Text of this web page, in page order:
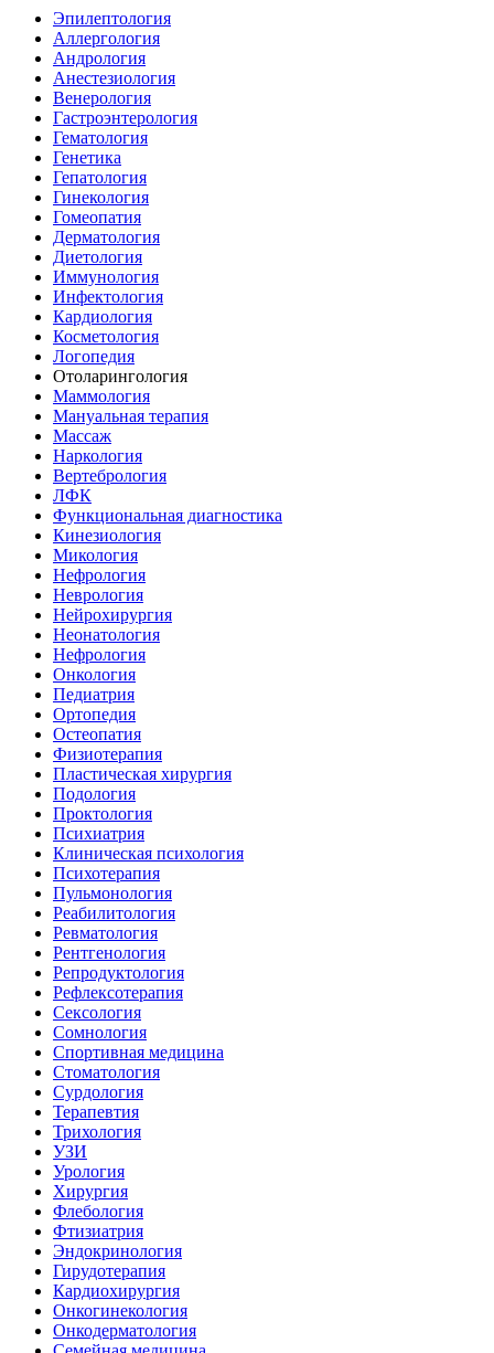
Эпилептология
Аллергология
Андрология
Анестезиология
Венерология
Гастроэнтерология
Гематология
Генетика
Гепатология
Гинекология
Гомеопатия
Дерматология
Диетология
Иммунология
Инфектология
Кардиология
Косметология
Логопедия
Отоларингология
Маммология
Мануальная терапия
Массаж
Наркология
Вертебрология
ЛФК
Функциональная диагностика
Кинезиология
Микология
Нефрология
Неврология
Нейрохирургия
Неонатология
Нефрология
Онкология
Педиатрия
Ортопедия
Остеопатия
Физиотерапия
Пластическая хирургия
Подология
Проктология
Психиатрия
Клиническая психология
Психотерапия
Пульмонология
Реабилитология
Ревматология
Рентгенология
Репродуктология
Рефлексотерапия
Сексология
Сомнология
Спортивная медицина
Стоматология
Сурдология
Терапевтия
Трихология
УЗИ
Урология
Хирургия
Флебология
Фтизиатрия
Эндокринология
Гирудотерапия
Кардиохирургия
Онкогинекология
Онкодерматология